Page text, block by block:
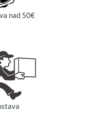
nad 50€